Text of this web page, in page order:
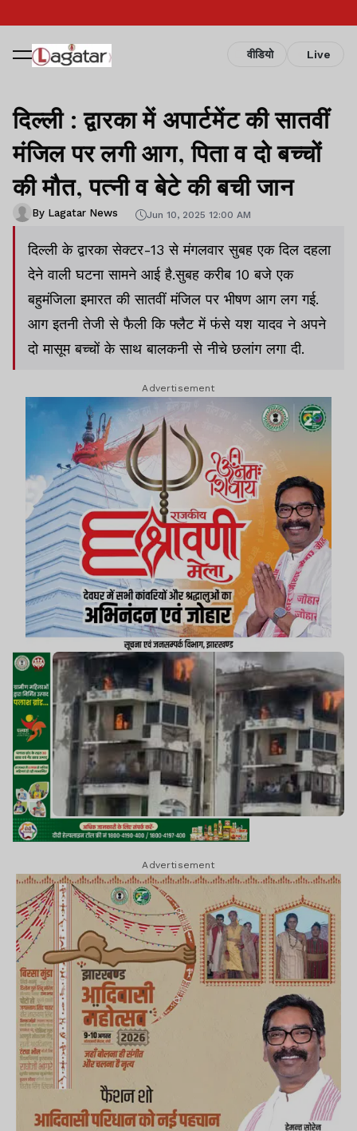
वीडियो Live
दिल्ली : द्वारका में अपार्टमेंट की सातवीं
मंजिल पर लगी आग, पिता व दो बच्चों
की मौत, पत्नी व बेटे की बची जान
By Lagatar News Jun 10, 2025 12:00 AM
दिल्ली के द्वारका सेक्टर-13 से मंगलवार सुबह एक दिल दहला
देने वाली घटना सामने आई है.सुबह करीब 10 बजे एक
बहुमंजिला इमारत की सातवीं मंजिल पर भीषण आग लग गई.
आग इतनी तेजी से फैली कि फ्लैट में फंसे यश यादव ने अपने
दो मासूम बच्चों के साथ बालकनी से नीचे छलांग लगा दी.
Advertisement
Advertisement